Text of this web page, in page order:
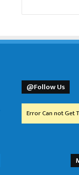
@Follow Us
Error Can not Get